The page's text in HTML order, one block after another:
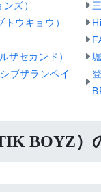
ズ）
ウキョウ）
ザセカンド）
ブザランペイ
BOYZ）